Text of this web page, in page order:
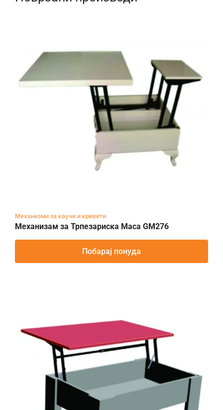
Механизми за каучи и кревети
Механизам за Трпезариска Маса GM276
Побарај понуда